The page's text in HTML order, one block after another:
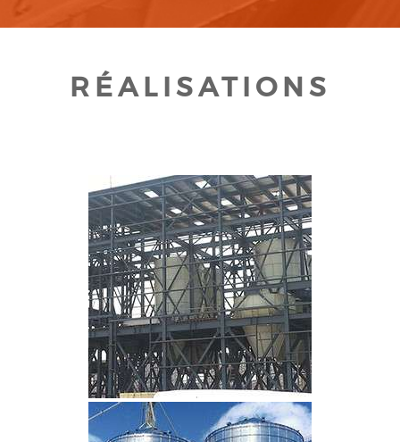
RÉALISATIONS
CLIQUEZ POUR AGRANDIR